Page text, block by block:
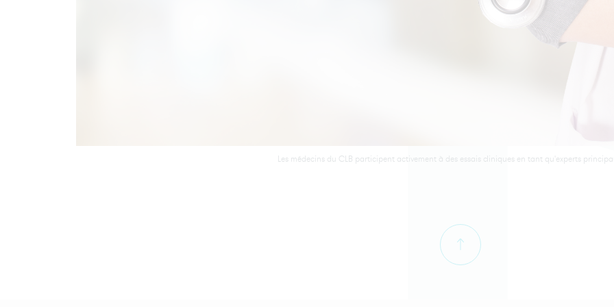
Les médecins du CLB participent activement à des essais cliniques en tant qu'experts